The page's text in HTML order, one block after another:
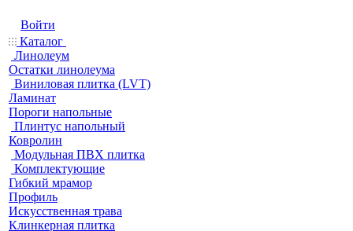
Войти
Каталог
Линолеум
Остатки линолеума
Виниловая плитка (LVT)
Ламинат
Пороги напольные
Плинтус напольный
Ковролин
Модульная ПВХ плитка
Комплектующие
Гибкий мрамор
Профиль
Искусственная трава
Клинкерная плитка